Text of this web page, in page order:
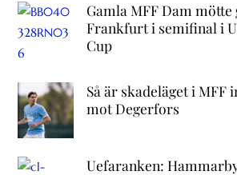
Gamla MFF Dam
Frankfurt i semifinal i
Cup
Så är skadeläget i MFF
mot Degerfors
Uefaranken: